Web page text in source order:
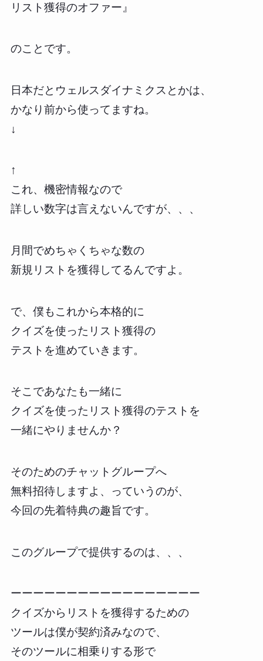
リスト獲得のオファー』
のことです。
日本だとウェルスダイナミクスとかは、
かなり前から使ってますね。
↓
↑
これ、機密情報なので
詳しい数字は言えないんですが、、、
月間でめちゃくちゃな数の
新規リストを獲得してるんですよ。
で、僕もこれから本格的に
クイズを使ったリスト獲得の
テストを進めていきます。
そこであなたも一緒に
クイズを使ったリスト獲得のテストを
一緒にやりませんか？
そのためのチャットグループへ
無料招待しますよ、っていうのが、
今回の先着特典の趣旨です。
このグループで提供するのは、、、
ーーーーーーーーーーーーーーーーー
クイズからリストを獲得するための
ツールは僕が契約済みなので、
そのツールに相乗りする形で